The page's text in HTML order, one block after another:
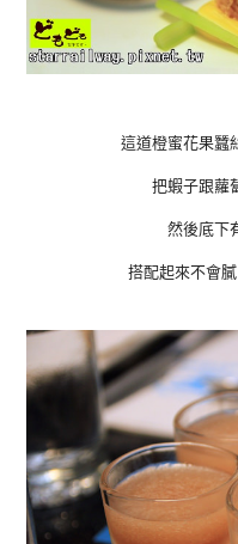
這道橙蜜花果蠶
把蝦子跟蘿
然後底下
搭配起來不會